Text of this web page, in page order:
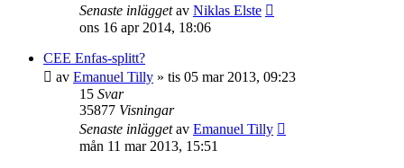
Senaste inläggetav Niklas Elste
ons 16 apr 2014, 18:06
CEE Enfas-splitt?
av Emanuel Tilly » tis 05 mar 2013, 09:23
15 Svar
35877 Visningar
Senaste inläggetav Emanuel Tilly
mån 11 mar 2013, 15:51